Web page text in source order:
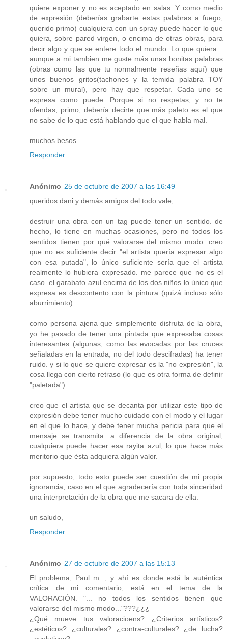
quiere exponer y no es aceptado en salas. Y como medio
de expresión (deberías grabarte estas palabras a fuego,
querido primo) cualquiera con un spray puede hacer lo que
quiera, sobre pared virgen, o encima de otras obras, para
decir algo y que se entere todo el mundo. Lo que quiera...
aunque a mi tambien me guste más unas bonitas palabras
(obras como las que tu normalmente reseñas aquí) que
unos buenos gritos(tachones y la temida palabra TOY
sobre un mural), pero hay que respetar. Cada uno se
expresa como puede. Porque si no respetas, y no te
ofendas, primo, debería decirte que más paleto es el que
no sabe de lo que está hablando que el que habla mal.
muchos besos
Responder
Anónimo 25 de octubre de 2007 a las 16:49
queridos dani y demás amigos del todo vale,
destruir una obra con un tag puede tener un sentido. de
hecho, lo tiene en muchas ocasiones, pero no todos los
sentidos tienen por qué valorarse del mismo modo. creo
que no es suficiente decir "el artista quería expresar algo
con esa putada", lo único suficiente sería que el artista
realmente lo hubiera expresado. me parece que no es el
caso. el garabato azul encima de los dos niños lo único que
expresa es descontento con la pintura (quizá incluso sólo
aburrimiento).
como persona ajena que simplemente disfruta de la obra,
yo he pasado de tener una pintada que expresaba cosas
interesantes (algunas, como las evocadas por las cruces
señaladas en la entrada, no del todo descifradas) ha tener
ruido. y si lo que se quiere expresar es la "no expresión", la
cosa llega con cierto retraso (lo que es otra forma de definir
"paletada").
creo que el artista que se decanta por utilizar este tipo de
expresión debe tener mucho cuidado con el modo y el lugar
en el que lo hace, y debe tener mucha pericia para que el
mensaje se transmita. a diferencia de la obra original,
cualquiera puede hacer esa rayita azul, lo que hace más
meritorio que ésta adquiera algún valor.
por supuesto, todo esto puede ser cuestión de mi propia
ignorancia, caso en el que agradecería con toda sinceridad
una interpretación de la obra que me sacara de ella.
un saludo,
Responder
Anónimo 27 de octubre de 2007 a las 15:13
El problema, Paul m. , y ahí es donde está la auténtica
crítica de mi comentario, está en el tema de la
VALORACIÓN. "... no todos los sentidos tienen que
valorarse del mismo modo..."???¿¿¿
¿Qué mueve tus valoracioens? ¿Criterios artísticos?
¿estéticos? ¿culturales? ¿contra-culturales? ¿de lucha?